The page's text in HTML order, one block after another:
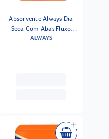
Absorvente Always Dia
Seca Com Abas Fluxo
Médio 8 Unidades
ALWAYS